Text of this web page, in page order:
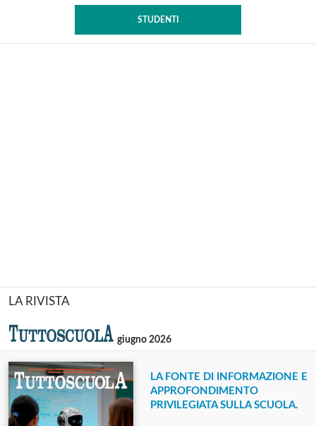
STUDENTI
LA RIVISTA
giugno 2026
LA FONTE DI INFORMAZIONE E
APPROFONDIMENTO
PRIVILEGIATA SULLA SCUOLA.